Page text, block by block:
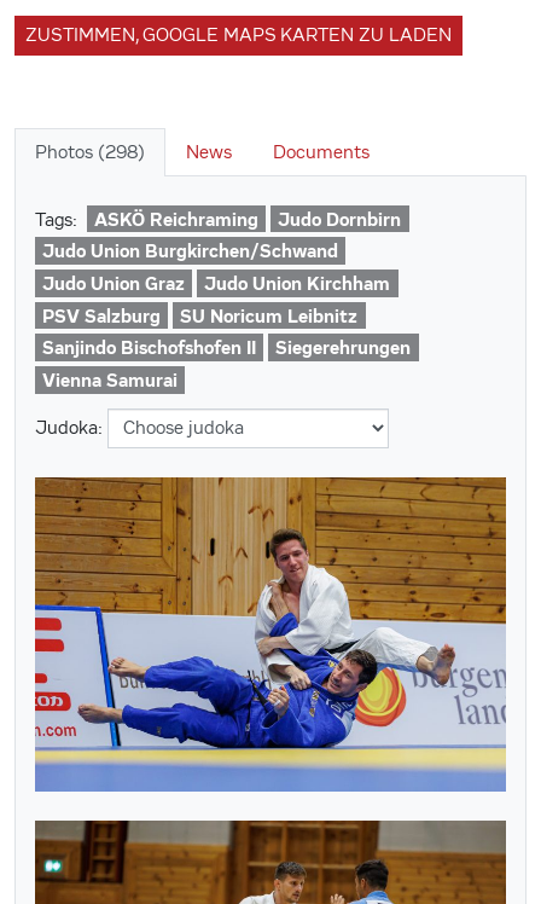
ZUSTIMMEN, GOOGLE MAPS KARTEN ZU LADEN
Photos (298) News Documents
Tags: ASKÖ Reichraming
Judo Dornbirn
Judo Union Burgkirchen/Schwand
Judo Union Graz
Judo Union Kirchham
PSV Salzburg
SU Noricum Leibnitz
Sanjindo Bischofshofen II
Siegerehrungen
Vienna Samurai
Judoka: